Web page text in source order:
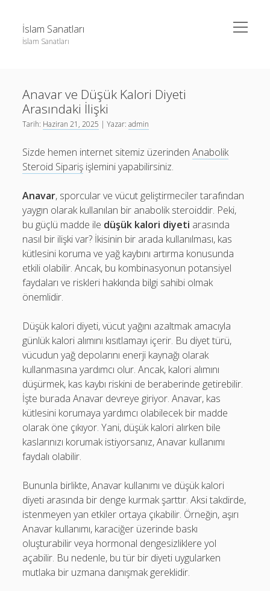
İslam Sanatları
İslam Sanatları
menüyü
aç
Liste
Sayfa Listesi
Instagram Beğeni Yükseltme Bedava
Sayfa Listesi
Anavar ve Düşük Kalori Diyeti
Arasındaki İlişki
Tarih: Haziran 21, 2025 | Yazar:admin
Sizde hemen internet sitemiz üzerindenAnabolik
Steroid Sipariş işlemini yapabilirsiniz.
Anavar, sporcular ve vücut geliştirmeciler tarafından
yaygın olarak kullanılan bir anabolik steroiddir. Peki,
bu güçlü madde ile düşük kalori diyeti arasında
nasıl bir ilişki var? İkisinin bir arada kullanılması, kas
kütlesini koruma ve yağ kaybını artırma konusunda
etkili olabilir. Ancak, bu kombinasyonun potansiyel
faydaları ve riskleri hakkında bilgi sahibi olmak
önemlidir.
Düşük kalori diyeti, vücut yağını azaltmak amacıyla
günlük kalori alımını kısıtlamayı içerir. Bu diyet türü,
vücudun yağ depolarını enerji kaynağı olarak
kullanmasına yardımcı olur. Ancak, kalori alımını
düşürmek, kas kaybı riskini de beraberinde getirebilir.
İşte burada Anavar devreye giriyor. Anavar, kas
kütlesini korumaya yardımcı olabilecek bir madde
olarak öne çıkıyor. Yani, düşük kalori alırken bile
kaslarınızı korumak istiyorsanız, Anavar kullanımı
faydalı olabilir.
Bununla birlikte, Anavar kullanımı ve düşük kalori
diyeti arasında bir denge kurmak şarttır. Aksi takdirde,
istenmeyen yan etkiler ortaya çıkabilir. Örneğin, aşırı
Anavar kullanımı, karaciğer üzerinde baskı
oluşturabilir veya hormonal dengesizliklere yol
açabilir. Bu nedenle, bu tür bir diyeti uygularken
mutlaka bir uzmana danışmak gereklidir.